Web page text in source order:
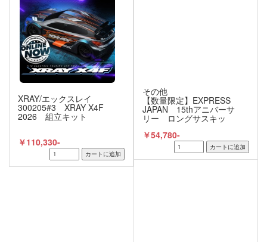
XRAY/エックスレイ
300205#3 XRAY X4F
2026 組立キット
￥110,330-
その他
【数量限定】EXPRESS
JAPAN 15thアニバーサ
リー ロングサスキッ
ト ピンク
￥54,780-